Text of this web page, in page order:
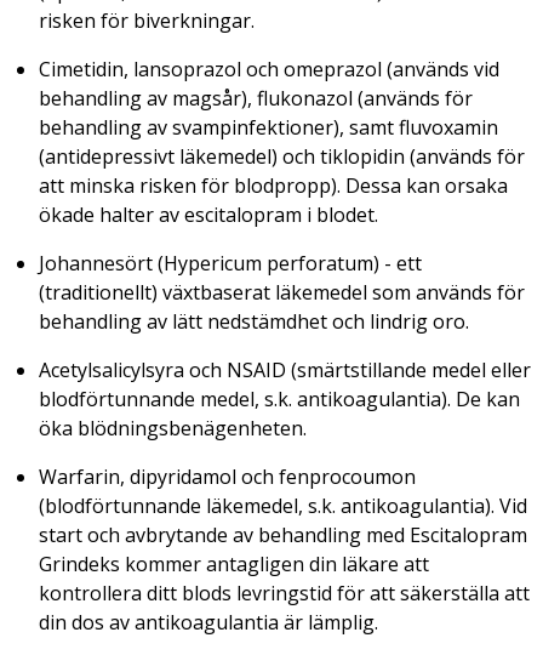
risken för biverkningar.
Cimetidin, lansoprazol och omeprazol (används vid
behandling av magsår), flukonazol (används för
behandling av svampinfektioner), samt fluvoxamin
(antidepressivt läkemedel) och tiklopidin (används för
att minska risken för blodpropp). Dessa kan orsaka
ökade halter av escitalopram i blodet.
Johannesört (Hypericum perforatum) - ett
(traditionellt) växtbaserat läkemedel som används för
behandling av lätt nedstämdhet och lindrig oro.
Acetylsalicylsyra och NSAID (smärtstillande medel eller
blodförtunnande medel, s.k. antikoagulantia). De kan
öka blödningsbenägenheten.
Warfarin, dipyridamol och fenprocoumon
(blodförtunnande läkemedel, s.k. antikoagulantia). Vid
start och avbrytande av behandling med Escitalopram
Grindeks kommer antagligen din läkare att
kontrollera ditt blods levringstid för att säkerställa att
din dos av antikoagulantia är lämplig.